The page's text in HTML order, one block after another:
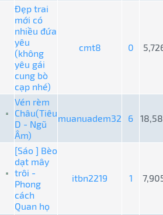
Đẹp trai
mới có
nhiều đứa
yêu
(không
yêu gái
cung bò
cạp nhé)
cmt8 0
Vén rèm
Châu(Tiêu
D - Ngũ
Âm)
muanuadem32 6
[Sáo ] Bèo
dạt mây
trôi -
Phong
cách
Quan họ
itbn2219 1